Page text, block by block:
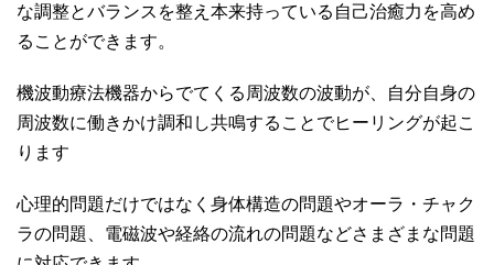
な調整とバランスを整え本来持っている自己治癒力を高め
ることができます。
機波動療法機器からでてくる周波数の波動が、自分自身の
周波数に働きかけ調和し共鳴することでヒーリングが起こ
ります
心理的問題だけではなく身体構造の問題やオーラ・チャク
ラの問題、電磁波や経絡の流れの問題などさまざまな問題